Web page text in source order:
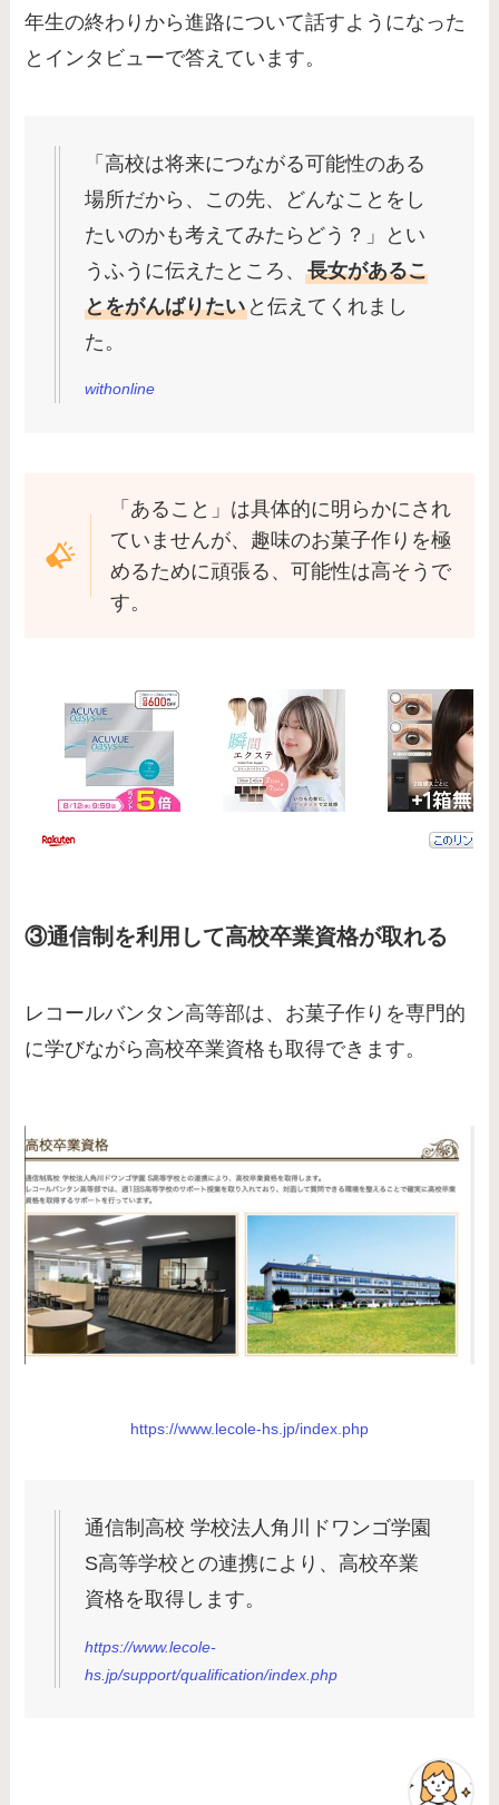
年生の終わりから進路について話すようになった
とインタビューで答えています。
「高校は将来につながる可能性のある
場所だから、この先、どんなことをし
たいのかも考えてみたらどう？」とい
うふうに伝えたところ、長女があるこ
とをがんばりたい と伝えてくれまし
た。
withonline
「あること」は具体的に明らかにされ
ていませんが、趣味のお菓子作りを極
めるために頑張る、可能性は高そうで
す。
③通信制を利用して高校卒業資格が取れる
レコールバンタン高等部は、お菓子作りを専門的
に学びながら高校卒業資格も取得できます。
https://www.lecole-hs.jp/index.php
通信制高校 学校法人角川ドワンゴ学園
S高等学校との連携により、高校卒業
資格を取得します。
https://www.lecole-
hs.jp/support/qualification/index.php